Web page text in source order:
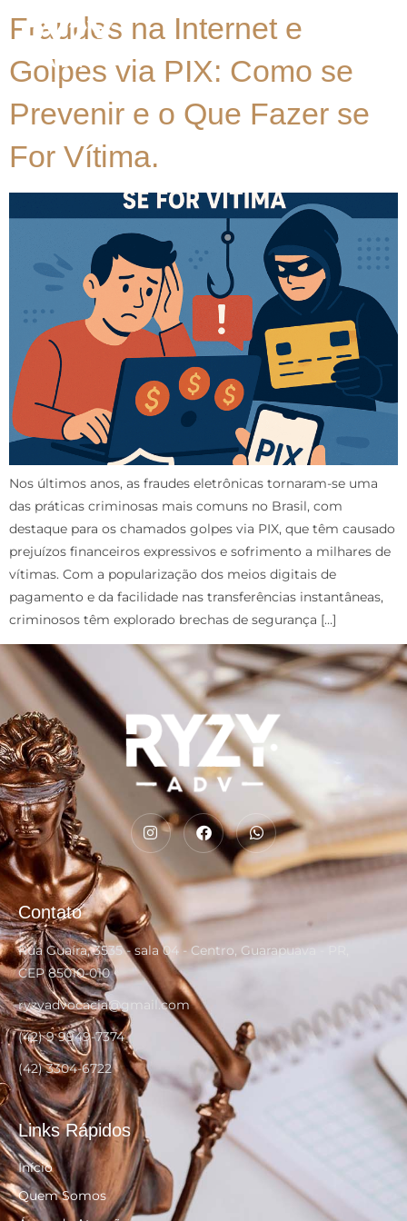
Fraudes na Internet e
Golpes via PIX: Como se
Prevenir e o Que Fazer se
For Vítima.
Nos últimos anos, as fraudes eletrônicas tornaram-se uma
das práticas criminosas mais comuns no Brasil, com
destaque para os chamados golpes via PIX, que têm causado
prejuízos financeiros expressivos e sofrimento a milhares de
vítimas. Com a popularização dos meios digitais de
pagamento e da facilidade nas transferências instantâneas,
criminosos têm explorado brechas de segurança […]
Contato
Rua Guaíra, 3535 - sala 04 - Centro, Guarapuava - PR,
CEP 85010-010
ryzyadvocacia@gmail.com
(42) 9 9949-7374
(42) 3304-6722
Links Rápidos
Início
Quem Somos